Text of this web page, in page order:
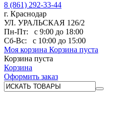
8 (861) 292-33-44
г. Краснодар
УЛ. УРАЛЬСКАЯ 126/2
Пн-Пт:
с 9:00 до 18:00
Сб-Вс:
с 10:00 до 15:00
Моя корзина Корзина пуста
Корзина пуста
Корзина
Оформить заказ